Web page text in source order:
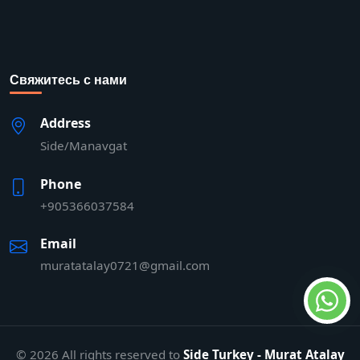
Свяжитесь с нами
Address
Side/Manavgat
Phone
+905366037584
Email
muratatalay0721@gmail.com
© 2026 All rights reserved to Side Turkey - Murat Atalay